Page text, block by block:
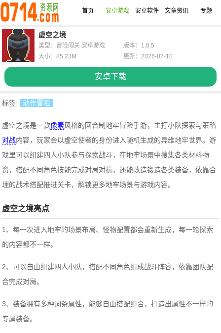
首页 安卓游戏 安卓软件 文章资讯 专题
虚空之境
安卓下载
类型：冒险闯关 安卓游戏
版本：1.0.5
大小：85.23M
更新：2026-07-10
标签: 动作冒险
虚空之境是一款像素风格的回合制地牢冒险手游，主打小队探索与策略
对战内容，玩家会以虚空使者的身份进入随机生成的异维地牢世界。游
戏里可以组建四人小队参与探索战斗，在地牢场景中搜集各类材料物
资，搭配不同角色技能完成对局对抗，还能改造锻造各类装备，依靠合
理的战术搭配推进关卡，解锁更多地牢场景与游戏内容。
虚空之境亮点
1、每一次进入地牢的场景布局、怪物配置都会重新生成，每一轮探索
的内容都不一样。
2、可以自由组建四人小队，搭配不同角色组成战斗阵容，依靠团队配
合完成对局。
3、装备拥有多种词条属性，能够自由搭配组合，打造出属性不一样的
专属装备。